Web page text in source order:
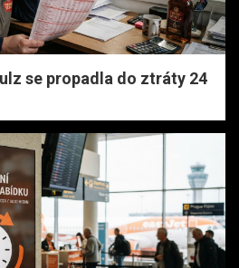
se propadla do ztráty 24